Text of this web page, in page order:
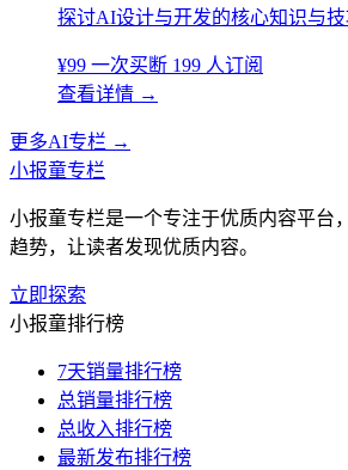
探讨AI设计与开发的核心知识与技
¥99 一次买断 199 人订阅
查看详情 →
更多AI专栏 →
小报童专栏
小报童专栏是一个专注于优质内容平台
趋势，让读者发现优质内容。
立即探索
小报童排行榜
7天销量排行榜
总销量排行榜
总收入排行榜
最新发布排行榜